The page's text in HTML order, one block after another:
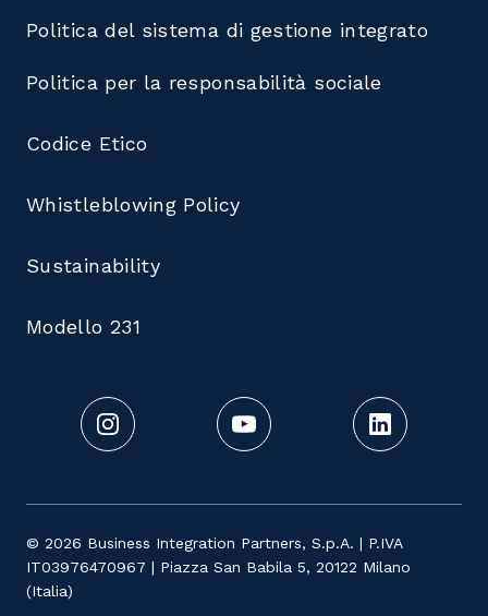
Politica del sistema di gestione integrato
Politica per la responsabilità sociale
Codice Etico
Whistleblowing Policy
Sustainability
Modello 231
© 2026 Business Integration Partners, S.p.A. | P.IVA
IT03976470967 | Piazza San Babila 5, 20122 Milano
(Italia)